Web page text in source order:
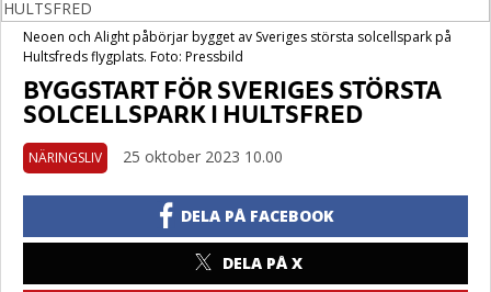
Neoen och Alight påbörjar bygget av Sveriges största solcellspark på
Hultsfreds flygplats. Foto: Pressbild
BYGGSTART FÖR SVERIGES STÖRSTA
SOLCELLSPARK I HULTSFRED
NÄRINGSLIV 25 oktober 2023 10.00
DELA PÅ FACEBOOK
DELA PÅ X